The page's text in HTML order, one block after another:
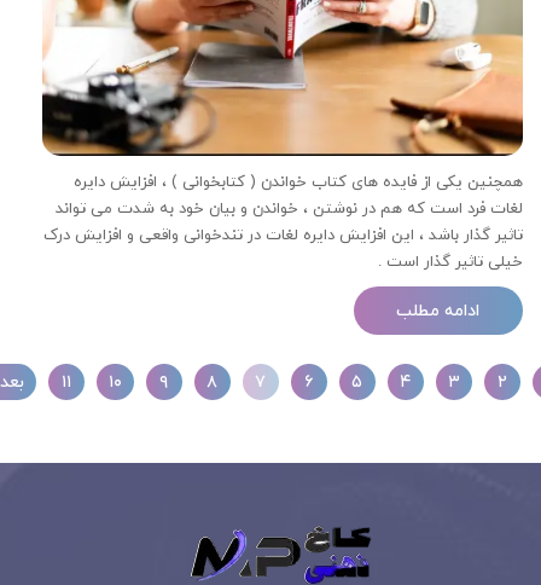
همچنین یکی از فایده های کتاب خواندن ( کتابخوانی ) ، افزایش دایره
لغات فرد است که هم در نوشتن ، خواندن و بیان خود به شدت می تواند
تاثیر گذار باشد ، این افزایش دایره لغات در تندخوانی واقعی و افزایش درک
خیلی تاثیر گذار است .
ادامه مطلب
۲ ۳ ۴ ۵ ۶ ۷ ۸ ۹ ۱۰ ۱۱